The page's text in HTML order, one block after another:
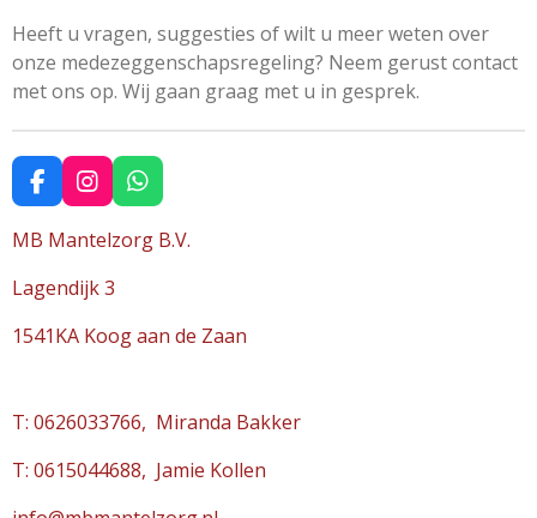
Heeft u vragen, suggesties of wilt u meer weten over
onze medezeggenschapsregeling? Neem gerust contact
met ons op. Wij gaan graag met u in gesprek.
F
a
c
b
o
o
k
I
n
s
a
g
r
a
W
h
a
t
p
p
MB Mantelzorg B.V.
Lagendijk 3
1541KA Koog aan de Zaan
T: 0626033766, Miranda Bakker
T: 0615044688, Jamie Kollen